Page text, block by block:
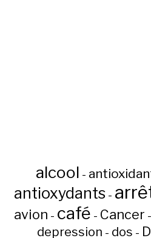
alcool -
antioxydants -
avion - café - Cancer -
depression - dos -